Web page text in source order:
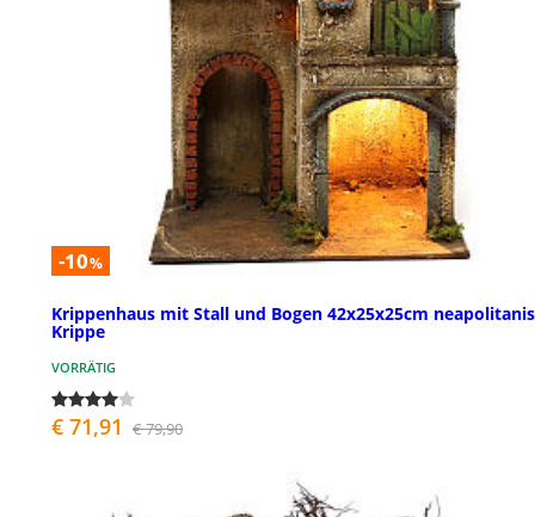
-10%
Krippenhaus mit Stall und Bogen 42x25x25cm
Krippe
VORRÄTIG
€ 71,91 € 79,90